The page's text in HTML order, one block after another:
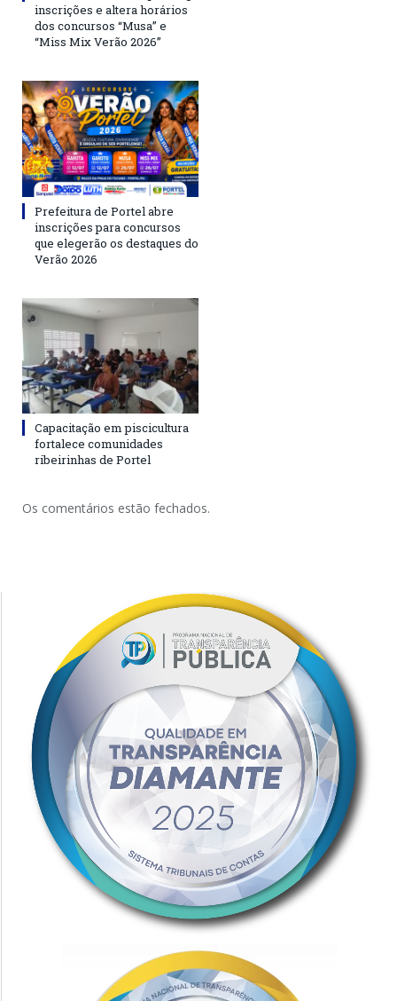
inscrições e altera horários
dos concursos “Musa” e
“Miss Mix Verão 2026”
Prefeitura de Portel abre
inscrições para concursos
que elegerão os destaques do
Verão 2026
Capacitação em piscicultura
fortalece comunidades
ribeirinhas de Portel
Os comentários estão fechados.